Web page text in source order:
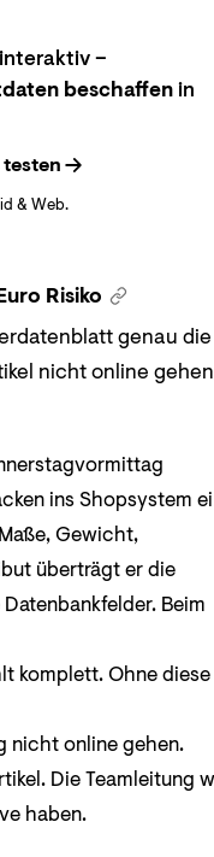
–
beschaffenin
& Web.
Risiko
genau die
nicht online gehen
ins Shopsystem
Gewicht,
überträgt er die
Beim
komplett. Ohne diese
nicht online gehen.
Die Teamleitung
haben.